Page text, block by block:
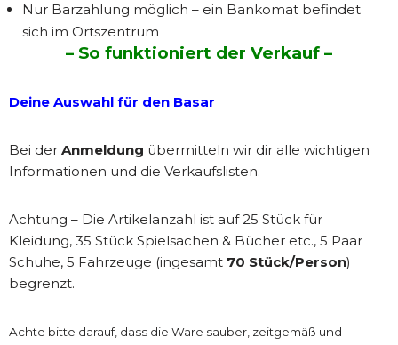
Nur Barzahlung möglich – ein Bankomat befindet
sich im Ortszentrum
– So funktioniert der Verkauf –
Deine Auswahl für den Basar
Bei der Anmeldung übermitteln wir dir alle wichtigen
Informationen und die Verkaufslisten.
Achtung – Die Artikelanzahl ist auf 25 Stück für
Kleidung, 35 Stück Spielsachen & Bücher etc., 5 Paar
Schuhe, 5 Fahrzeuge (ingesamt 70 Stück/Person)
begrenzt.
Achte bitte darauf, dass die Ware sauber, zeitgemäß und